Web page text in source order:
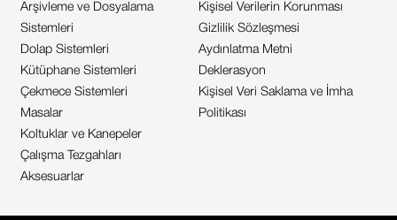
Arşivleme ve Dosyalama
Sistemleri
Dolap Sistemleri
Kütüphane Sistemleri
Çekmece Sistemleri
Masalar
Koltuklar ve Kanepeler
Çalışma Tezgahları
Aksesuarlar
Kişisel Verilerin Korunması
Gizlilik Sözleşmesi
Aydınlatma Metni
Deklerasyon
Kişisel Veri Saklama ve İmha
Politikası